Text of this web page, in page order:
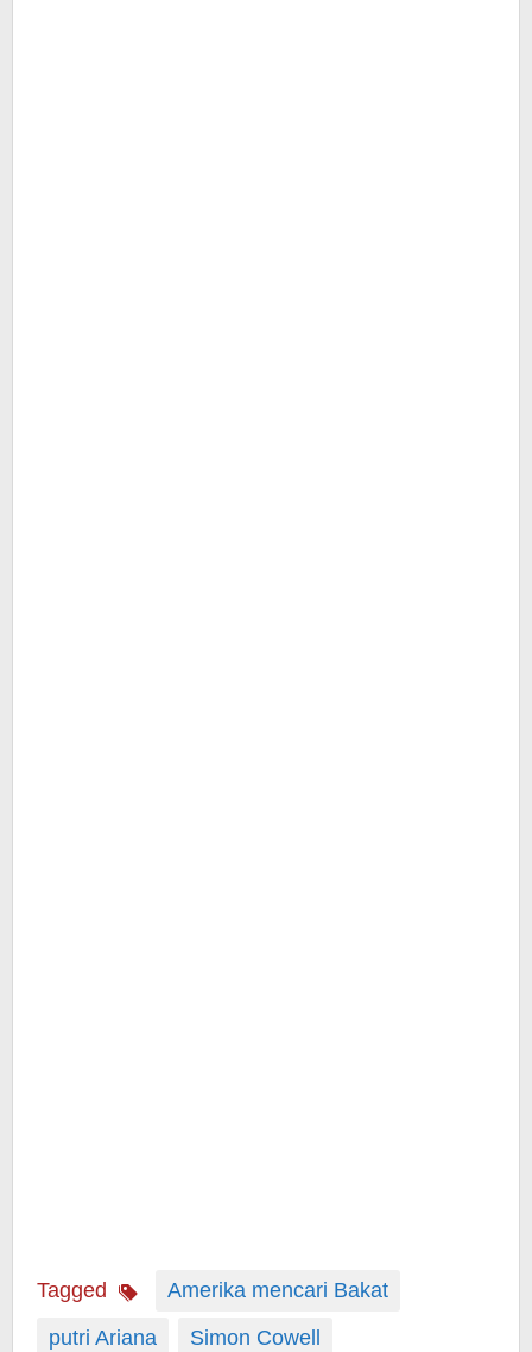
Tagged
Amerika mencari Bakat
putri Ariana
Simon Cowell